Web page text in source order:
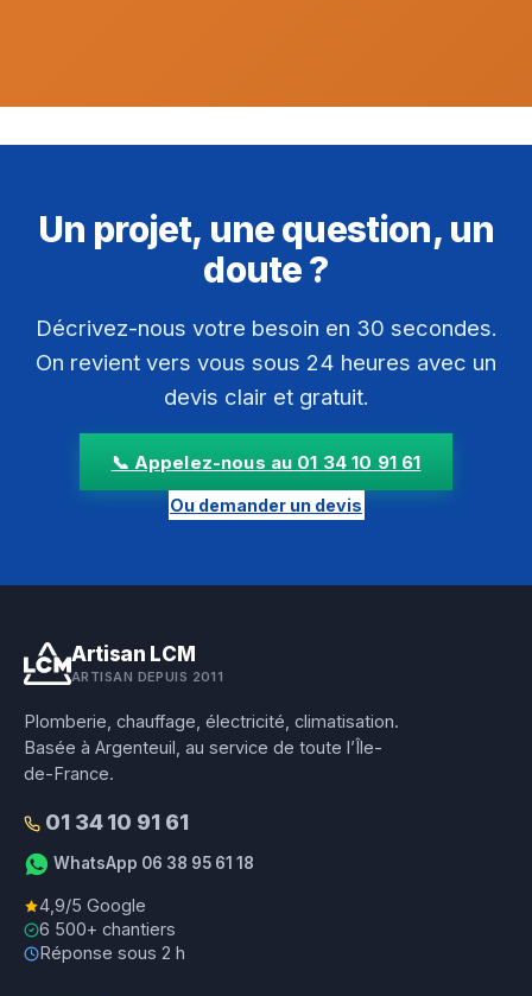
Un projet, une question, un
doute ?
Décrivez-nous votre besoin en 30 secondes.
On revient vers vous sous 24 heures avec un
devis clair et gratuit.
📞 Appelez-nous au 01 34 10 91 61
Ou demander un devis
Artisan LCM
ARTISAN DEPUIS 2011
Plomberie, chauffage, électricité, climatisation.
Basée à Argenteuil, au service de toute l’Île-
de-France.
01 34 10 91 61
WhatsApp 06 38 95 61 18
4,9/5 Google
6 500+ chantiers
Réponse sous 2 h